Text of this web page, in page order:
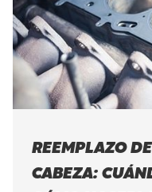
REEMPLAZO
CABEZA: